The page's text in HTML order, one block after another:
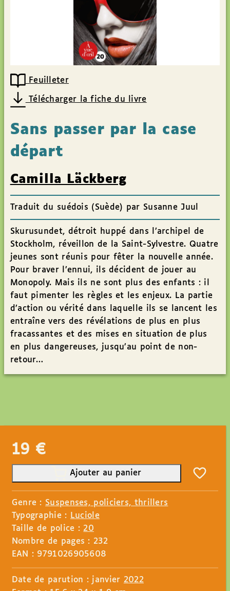
Feuilleter
Télécharger la fiche du livre
Sans passer par la case
départ
Camilla Läckberg
Traduit du suédois (Suède) par Susanne Juul
Skurusundet, détroit huppé dans l’archipel de
Stockholm, réveillon de la Saint-Sylvestre. Quatre
jeunes sont réunis pour fêter la nouvelle année.
Pour braver l’ennui, ils décident de jouer au
Monopoly. Mais ils ne sont plus des enfants : il
faut pimenter les règles et les enjeux. La partie
d’action ou vérité dans laquelle ils se lancent les
entraîne vers des révélations de plus en plus
fracassantes et des mises en situation de plus
en plus dangereuses, jusqu’au point de non-
retour…
19 €
Ajouter au panier
Genre : Suspenses, policiers, thrillers
Typographie : Luciole
Taille de police : 20
Nombre de pages : 232
EAN : 9791026905608
Date de parution : janvier 2022